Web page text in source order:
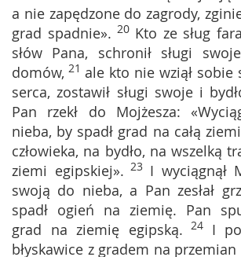
a nie zapędzone do zagrody,
grad spadnie». 20 Kto ze sług
słów Pana, schronił sługi
domów, 21 ale kto nie wziął sobie
serca, zostawił sługi swoje i
Pan rzekł do Mojżesza:
nieba, by spadł grad na całą
człowieka, na bydło, na wszelką
ziemi egipskiej». 23 I wyciągnął
swoją do nieba, a Pan zesłał
spadł ogień na ziemię. Pan
grad na ziemię egipską. 24 I
błyskawice z gradem na